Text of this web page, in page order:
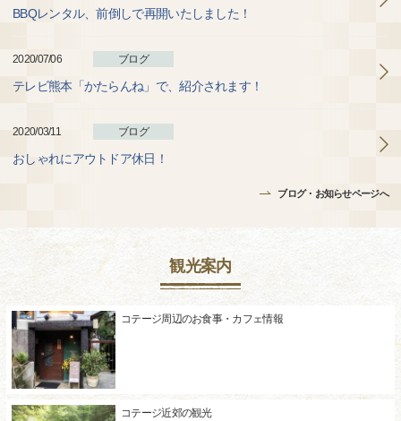
BBQレンタル、前倒しで再開いたしました！
2020/07/06 ブログ
テレビ熊本「かたらんね」で、紹介されます！
2020/03/11 ブログ
おしゃれにアウトドア休日！
ブログ・お知らせページへ
観光案内
コテージ周辺のお食事・カフェ情報
コテージ近郊の観光